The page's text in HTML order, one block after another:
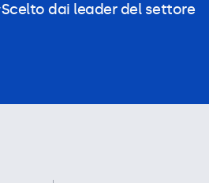
Scelto dai leader del settore